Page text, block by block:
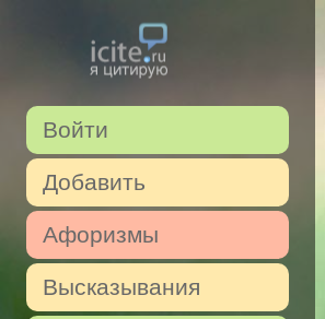
Войти
Добавить
Афоризмы
Высказывания